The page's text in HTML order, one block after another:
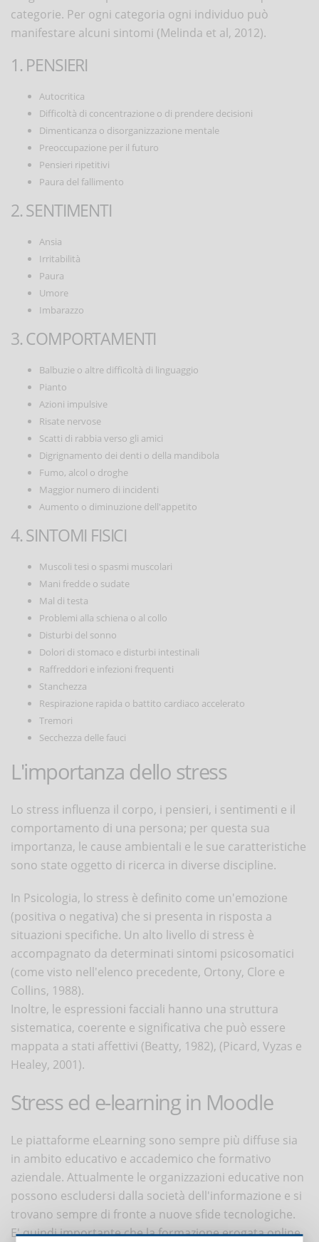
categorie. Per ogni categoria ogni individuo può
manifestare alcuni sintomi (Melinda et al, 2012).
1. PENSIERI
Autocritica
Difficoltà di concentrazione o di prendere decisioni
Dimenticanza o disorganizzazione mentale
Preoccupazione per il futuro
Pensieri ripetitivi
Paura del fallimento
2. SENTIMENTI
Ansia
Irritabilità
Paura
Umore
Imbarazzo
3. COMPORTAMENTI
Balbuzie o altre difficoltà di linguaggio
Pianto
Azioni impulsive
Risate nervose
Scatti di rabbia verso gli amici
Digrignamento dei denti o della mandibola
Fumo, alcol o droghe
Maggior numero di incidenti
Aumento o diminuzione dell'appetito
4. SINTOMI FISICI
Muscoli tesi o spasmi muscolari
Mani fredde o sudate
Mal di testa
Problemi alla schiena o al collo
Disturbi del sonno
Dolori di stomaco e disturbi intestinali
Raffreddori e infezioni frequenti
Stanchezza
Respirazione rapida o battito cardiaco accelerato
Tremori
Secchezza delle fauci
L'importanza dello stress
Lo stress influenza il corpo, i pensieri, i sentimenti e il
comportamento di una persona; per questa sua
importanza, le cause ambientali e le sue caratteristiche
sono state oggetto di ricerca in diverse discipline.
In Psicologia, lo stress è definito come un'emozione
(positiva o negativa) che si presenta in risposta a
situazioni specifiche. Un alto livello di stress è
accompagnato da determinati sintomi psicosomatici
(come visto nell'elenco precedente, Ortony, Clore e
Collins, 1988).
Inoltre, le espressioni facciali hanno una struttura
sistematica, coerente e significativa che può essere
mappata a stati affettivi (Beatty, 1982), (Picard, Vyzas e
Healey, 2001).
Stress ed e-learning in Moodle
Le piattaforme eLearning sono sempre più diffuse sia
in ambito educativo e accademico che formativo
aziendale. Attualmente le organizzazioni educative non
possono escludersi dalla società dell'informazione e si
trovano sempre di fronte a nuove sfide tecnologiche.
E' quindi importante che la formazione erogata online